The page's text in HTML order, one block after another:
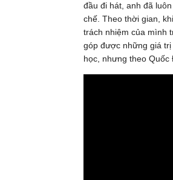
đầu đi hát, anh đã
chế. Theo thời gian,
trách nhiệm của mình
góp được những giá
học, nhưng theo